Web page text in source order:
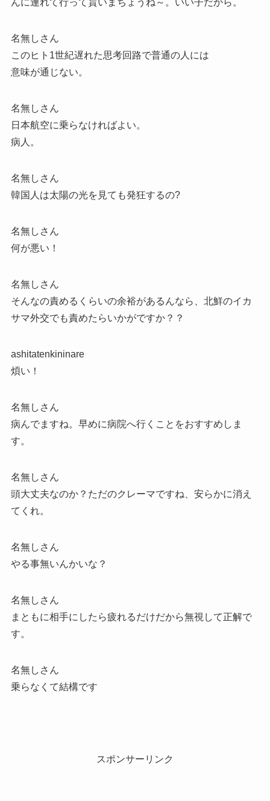
んに連れて行って貰いまちょうね～。いい子だから。
名無しさん
このヒト1世紀遅れた思考回路で普通の人には
意味が通じない。
名無しさん
日本航空に乗らなければよい。
病人。
名無しさん
韓国人は太陽の光を見ても発狂するの?
名無しさん
何が悪い！
名無しさん
そんなの責めるくらいの余裕があるんなら、北鮮のイカ
サマ外交でも責めたらいかがですか？？
ashitatenkininare
煩い！
名無しさん
病んでますね。早めに病院へ行くことをおすすめしま
す。
名無しさん
頭大丈夫なのか？ただのクレーマですね、安らかに消え
てくれ。
名無しさん
やる事無いんかいな？
名無しさん
まともに相手にしたら疲れるだけだから無視して正解で
す。
名無しさん
乗らなくて結構です
スポンサーリンク